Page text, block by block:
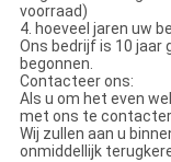
voorraad)
4. hoeveel jaren uw
Ons bedrijf is 10 jaar
begonnen.
Contacteer ons:
Als u om het even
met ons te
Wij zullen aan u
onmiddellijk